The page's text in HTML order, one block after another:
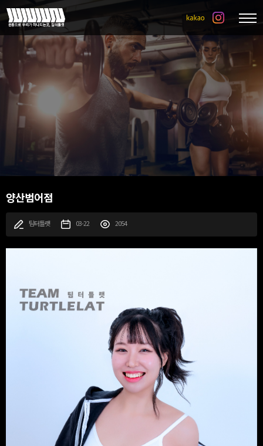
양산범어점
팀터틀랫 03-22 2054